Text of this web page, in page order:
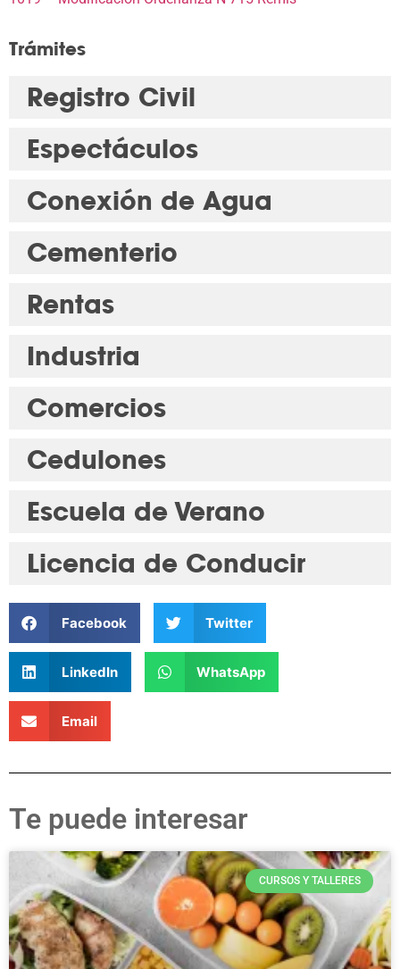
Trámites
Registro Civil
Espectáculos
Conexión de Agua
Cementerio
Rentas
Industria
Comercios
Cedulones
Escuela de Verano
Licencia de Conducir
Facebook Twitter
LinkedIn WhatsApp
Email
Te puede interesar
CURSOS Y TALLERES